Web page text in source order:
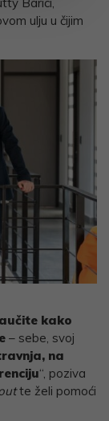
ulju u čijim
kako
– sebe, svoj
na
“, poziva
te želi pomoći